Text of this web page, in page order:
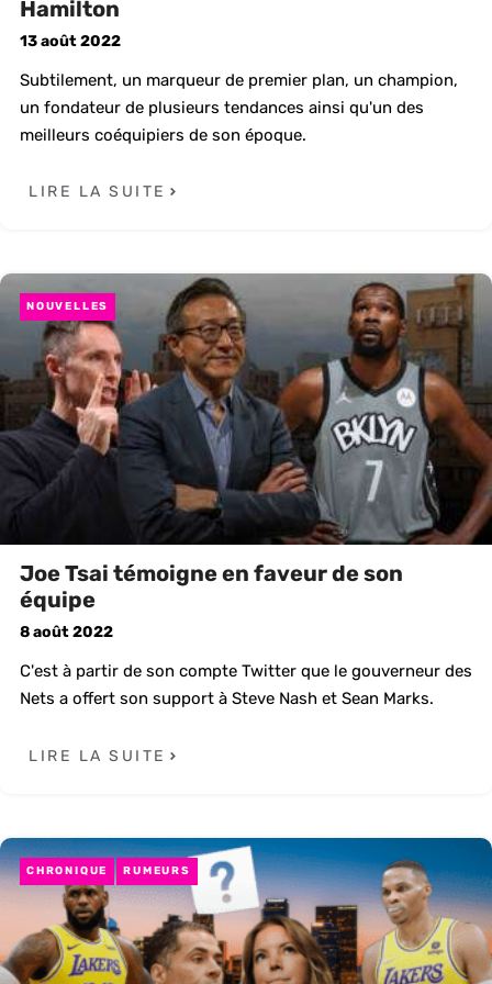
Hamilton
13 août 2022
Subtilement, un marqueur de premier plan, un champion,
un fondateur de plusieurs tendances ainsi qu'un des
meilleurs coéquipiers de son époque.
LIRE LA SUITE
NOUVELLES
Joe Tsai témoigne en faveur de son
équipe
8 août 2022
C'est à partir de son compte Twitter que le gouverneur des
Nets a offert son support à Steve Nash et Sean Marks.
LIRE LA SUITE
CHRONIQUE RUMEURS